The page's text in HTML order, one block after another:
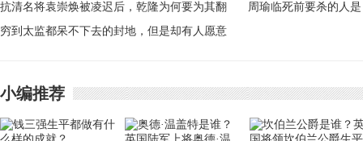
贫穷带来了哪些事情
抗清名将袁崇焕被凌迟后，乾隆为何要为其翻
案？
穷到太监都呆不下去的封地，但是却有人愿意
周瑜临死前要杀的人是
小编推荐